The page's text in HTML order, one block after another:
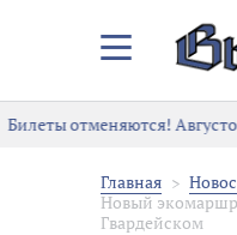
Закрыть/
меню
Билеты отменяются!
Главная
Новый
Гвардейском